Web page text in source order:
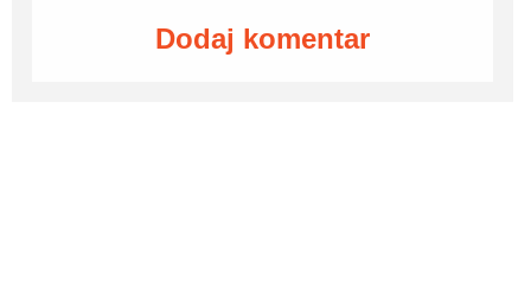
Dodaj komentar